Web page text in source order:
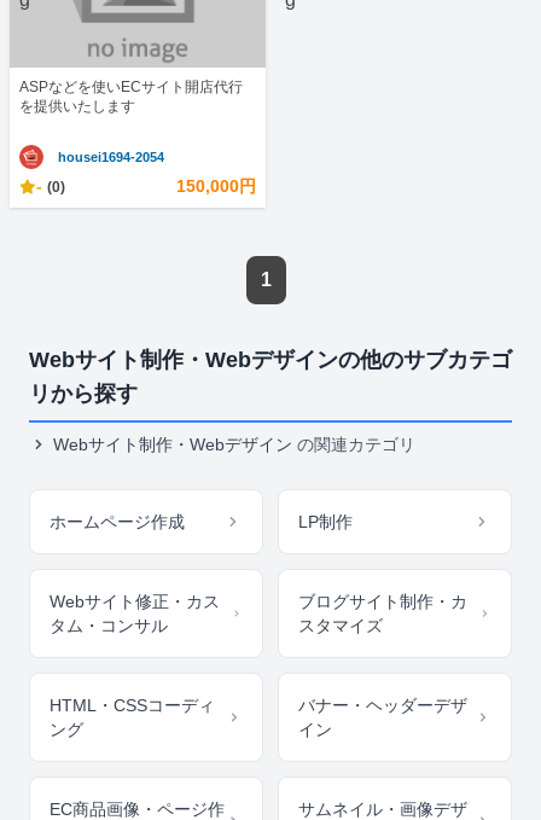
ASPなどを使いECサイト開店代行
を提供いたします
housei1694-2054
- (0) 150,000円
1
Webサイト制作・Webデザインの他のサブカテゴ
リから探す
Webサイト制作・Webデザイン の関連カテゴリ
ホームページ作成 LP制作
Webサイト修正・カス
タム・コンサル
ブログサイト制作・カ
スタマイズ
HTML・CSSコーディ
ング
バナー・ヘッダーデザ
イン
EC商品画像・ページ作
サムネイル・画像デザ